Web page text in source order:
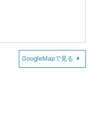
GoogleMapで見る